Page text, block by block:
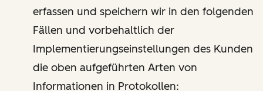
erfassen und speichern wir in den folgenden
Fällen und vorbehaltlich der
Implementierungseinstellungen des Kunden
die oben aufgeführten Arten von
Informationen in Protokollen: